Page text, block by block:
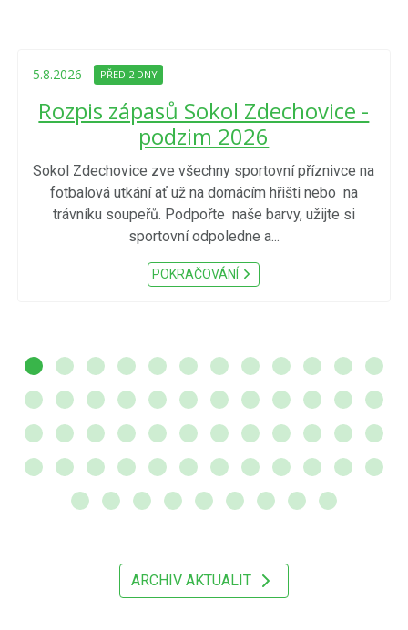
5.8.2026 PŘED 2 DNY
Rozpis zápasů Sokol Zdechovice -
podzim 2026
Sokol Zdechovice zve všechny sportovní příznivce na
fotbalová utkání ať už na domácím hřišti nebo na
trávníku soupeřů. Podpořte naše barvy, užijte si
sportovní odpoledne a...
POKRAČOVÁNÍ
ARCHIV AKTUALIT